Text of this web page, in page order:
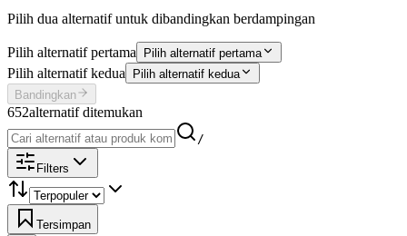
Pilih dua alternatif untuk dibandingkan berdampingan
Pilih alternatif pertama Pilih alternatif pertama
Pilih alternatif kedua
Pilih alternatif kedua
Bandingkan
652alternatif ditemukan
/
Filters
Tersimpan